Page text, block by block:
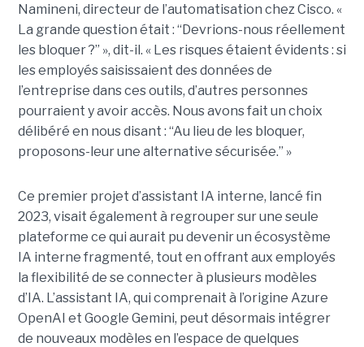
Namineni, directeur de l’automatisation chez Cisco. «
La grande question était : “Devrions-nous réellement
les bloquer ?” », dit-il. « Les risques étaient évidents : si
les employés saisissaient des données de
l’entreprise dans ces outils, d’autres personnes
pourraient y avoir accès. Nous avons fait un choix
délibéré en nous disant : “Au lieu de les bloquer,
proposons-leur une alternative sécurisée.” »
Ce premier projet d’assistant IA interne, lancé fin
2023, visait également à regrouper sur une seule
plateforme ce qui aurait pu devenir un écosystème
IA interne fragmenté, tout en offrant aux employés
la flexibilité de se connecter à plusieurs modèles
d’IA. L’assistant IA, qui comprenait à l’origine Azure
OpenAI et Google Gemini, peut désormais intégrer
de nouveaux modèles en l’espace de quelques